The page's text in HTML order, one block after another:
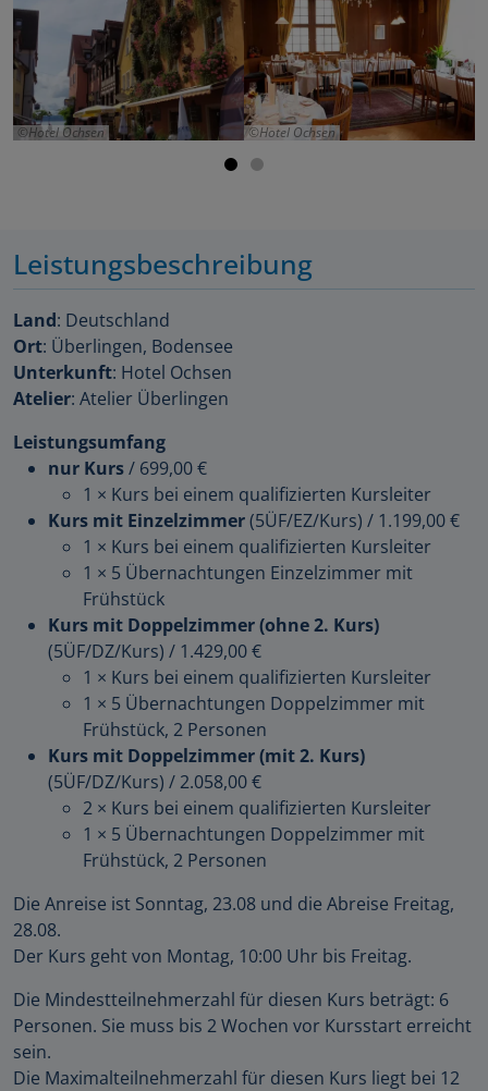
Hotel Ochsen Hotel Ochsen
Leistungsbeschreibung
Land: Deutschland
Ort: Überlingen, Bodensee
Unterkunft: Hotel Ochsen
Atelier: Atelier Überlingen
Leistungsumfang
nur Kurs/ 699,00 €
1 × Kurs bei einem qualifizierten Kursleiter
Kurs mit Einzelzimmer(5ÜF/EZ/Kurs) / 1.199,00 €
1 × Kurs bei einem qualifizierten Kursleiter
1 × 5 Übernachtungen Einzelzimmer mit
Frühstück
Kurs mit Doppelzimmer (ohne 2. Kurs)
(5ÜF/DZ/Kurs) / 1.429,00 €
1 × Kurs bei einem qualifizierten Kursleiter
1 × 5 Übernachtungen Doppelzimmer mit
Frühstück, 2 Personen
Kurs mit Doppelzimmer (mit 2. Kurs)
(5ÜF/DZ/Kurs) / 2.058,00 €
2 × Kurs bei einem qualifizierten Kursleiter
1 × 5 Übernachtungen Doppelzimmer mit
Frühstück, 2 Personen
Die Anreise ist Sonntag, 23.08 und die Abreise Freitag,
28.08.
Der Kurs geht von Montag, 10:00 Uhr bis Freitag.
Die Mindestteilnehmerzahl für diesen Kurs beträgt: 6
Personen. Sie muss bis 2 Wochen vor Kursstart erreicht
sein.
Die Maximalteilnehmerzahl für diesen Kurs liegt bei 12